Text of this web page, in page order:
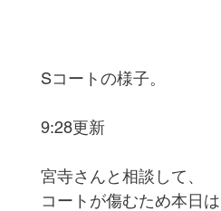
Sコートの様子。
9:28更新
宮寺さんと相談して、
コートが傷むため本日